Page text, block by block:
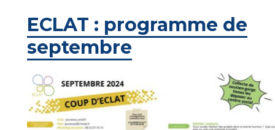
ECLAT : programme de
septembre